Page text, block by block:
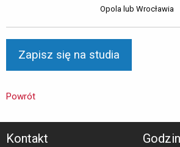
Opola lub Wrocławia
Powrót
Kontakt